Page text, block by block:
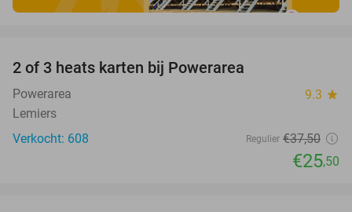
2 of 3 heats karten bij Powerarea
Powerarea 9.3 star
Lemiers
Verkocht: 608
Regulier €37,50
€25,50